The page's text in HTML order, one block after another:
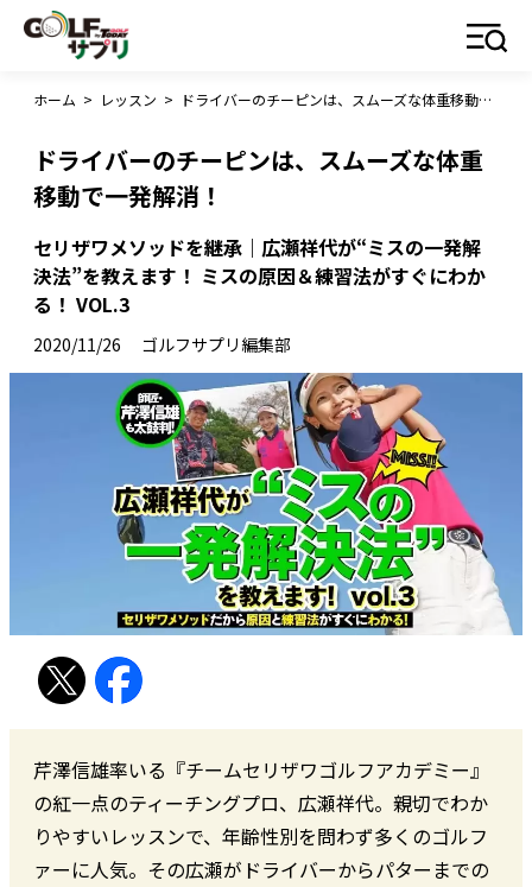
ホーム > レッスン > ドライバーのチーピンは、スムーズな体重移動で一発解消！
ドライバーのチーピンは、スムーズな体重
移動で一発解消！
セリザワメソッドを継承｜広瀬祥代が“ミスの一発解
決法”を教えます！ ミスの原因＆練習法がすぐにわか
る！ VOL.3
2020/11/26 ゴルフサプリ編集部
芹澤信雄率いる『チームセリザワゴルフアカデミー』
の紅一点のティーチングプロ、広瀬祥代。親切でわか
りやすいレッスンで、年齢性別を問わず多くのゴルフ
ァーに人気。その広瀬がドライバーからパターまでの